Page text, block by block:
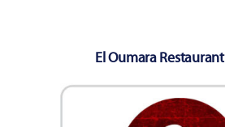
El Oumara Restaurant